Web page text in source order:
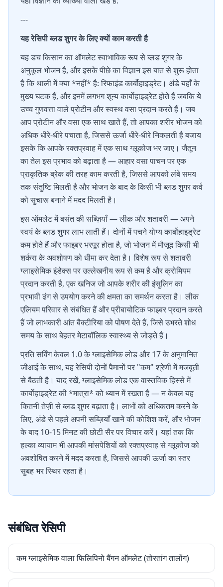
---
यह रेसिपी ब्लड शुगर के लिए क्यों काम करती है
यह डच किसान का ऑमलेट स्वाभाविक रूप से ब्लड शुगर के
अनुकूल भोजन है, और इसके पीछे का विज्ञान इस बात से शुरू होता
है कि थाली में क्या *नहीं* है: रिफाइंड कार्बोहाइड्रेट। अंडे यहाँ के
मुख्य घटक हैं, और इनमें लगभग शून्य कार्बोहाइड्रेट होते हैं जबकि ये
उच्च गुणवत्ता वाले प्रोटीन और स्वस्थ वसा प्रदान करते हैं। जब
आप प्रोटीन और वसा एक साथ खाते हैं, तो आपका शरीर भोजन को
अधिक धीरे-धीरे पचाता है, जिससे ऊर्जा धीरे-धीरे निकलती है बजाय
इसके कि आपके रक्तप्रवाह में एक साथ ग्लूकोज भर जाए। जैतून
का तेल इस प्रभाव को बढ़ाता है — आहार वसा पाचन पर एक
प्राकृतिक ब्रेक की तरह काम करती है, जिससे आपको लंबे समय
तक संतुष्टि मिलती है और भोजन के बाद के किसी भी ब्लड शुगर कर्व
को सुचारू बनाने में मदद मिलती है।
इस ऑमलेट में बसंत की सब्ज़ियाँ — लीक और शतावरी — अपने
स्वयं के ब्लड शुगर लाभ लाती हैं। दोनों में पचने योग्य कार्बोहाइड्रेट
कम होते हैं और फाइबर भरपूर होता है, जो भोजन में मौजूद किसी भी
शर्करा के अवशोषण को धीमा कर देता है। विशेष रूप से शतावरी
ग्लाइसेमिक इंडेक्स पर उल्लेखनीय रूप से कम है और क्रोमियम
प्रदान करती है, एक खनिज जो आपके शरीर की इंसुलिन का
प्रभावी ढंग से उपयोग करने की क्षमता का समर्थन करता है। लीक
एलियम परिवार से संबंधित हैं और प्रीबायोटिक फाइबर प्रदान करते
हैं जो लाभकारी आंत बैक्टीरिया को पोषण देते हैं, जिसे उभरते शोध
समय के साथ बेहतर मेटाबॉलिक स्वास्थ्य से जोड़ते हैं।
प्रति सर्विंग केवल 1.0 के ग्लाइसेमिक लोड और 17 के अनुमानित
जीआई के साथ, यह रेसिपी दोनों पैमानों पर "कम" श्रेणी में मजबूती
से बैठती है। याद रखें, ग्लाइसेमिक लोड एक वास्तविक हिस्से में
कार्बोहाइड्रेट की *मात्रा* को ध्यान में रखता है — न केवल यह
कितनी तेज़ी से ब्लड शुगर बढ़ाता है। लाभों को अधिकतम करने के
लिए, अंडे से पहले अपनी सब्ज़ियाँ खाने की कोशिश करें, और भोजन
के बाद 10-15 मिनट की छोटी सैर पर विचार करें। यहां तक कि
हल्का व्यायाम भी आपकी मांसपेशियों को रक्तप्रवाह से ग्लूकोज को
अवशोषित करने में मदद करता है, जिससे आपकी ऊर्जा का स्तर
सुबह भर स्थिर रहता है।
संबंधित रेसिपी
कम ग्लाइसेमिक वाला फिलिपिनो बैंगन ऑमलेट (तोरतांग तालोंग)